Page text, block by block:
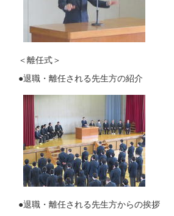
＜離任式＞
●退職・離任される先生方の紹介
●退職・離任される先生方からの挨拶